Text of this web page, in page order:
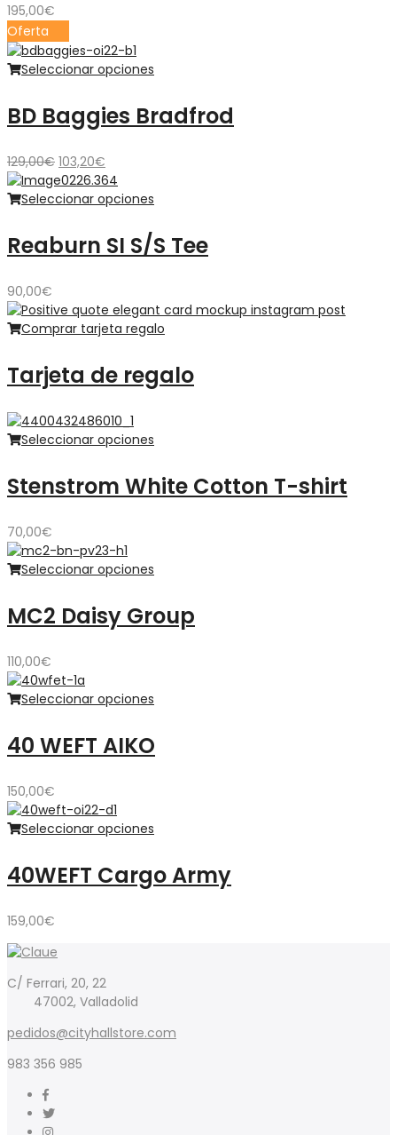
195,00€
Oferta
Seleccionar opciones
BD Baggies Bradfrod
129,00€ El
precio
original
103,20€
precio
actual
103,20€.
Seleccionar opciones
Reaburn SI S/S Tee
90,00€
Comprar tarjeta regalo
Tarjeta de regalo
Seleccionar opciones
Stenstrom White Cotton T-shirt
70,00€
Seleccionar opciones
MC2 Daisy Group
110,00€
Seleccionar opciones
40 WEFT AIKO
150,00€
Seleccionar opciones
40WEFT Cargo Army
159,00€
C/ Ferrari, 20, 22
47002, Valladolid
pedidos@cityhallstore.com
983 356 985